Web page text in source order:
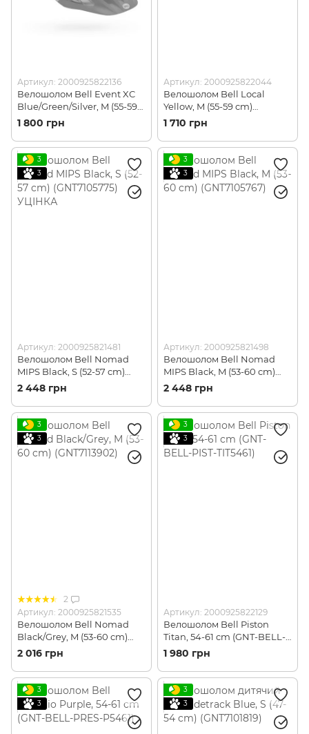
Артикул: 2000925822136
Велошолом Bell Event XC
Blue/Green/Silver, M (55-59
cm) (GNT-BELL-EVE-
BLGS5559)
1 800 грн
Артикул: 2000925822044
Велошолом Bell Local
Yellow, M (55-59 cm)
(GNT7088984)
1 710 грн
3
3
Артикул: 2000925821481
Велошолом Bell Nomad
MIPS Black, S (52-57 cm)
(GNT7105775) УЦІНКА
2 448 грн
3
3
Артикул: 2000925821498
Велошолом Bell Nomad
MIPS Black, M (53-60 cm)
(GNT7105767)
2 448 грн
3
3
2
Артикул: 2000925821535
Велошолом Bell Nomad
Black/Grey, M (53-60 cm)
(GNT7113902)
2 016 грн
3
3
Артикул: 2000925822129
Велошолом Bell Piston
Titan, 54-61 cm (GNT-BELL-
PIST-TIT5461)
1 980 грн
3
3
3
3